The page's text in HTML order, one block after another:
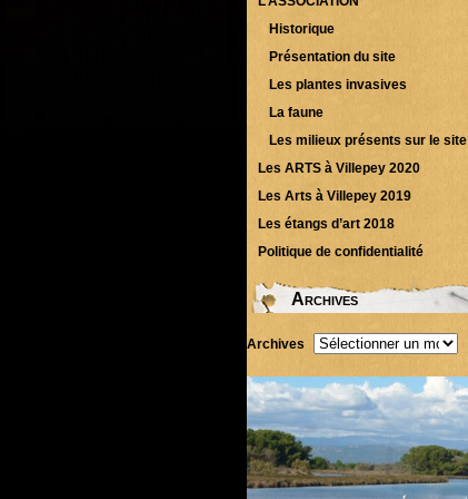
Historique
Présentation du site
Les plantes invasives
La faune
Les milieux présents sur le site
Les ARTS à Villepey 2020
Les Arts à Villepey 2019
Les étangs d’art 2018
Politique de confidentialité
Archives
Archives